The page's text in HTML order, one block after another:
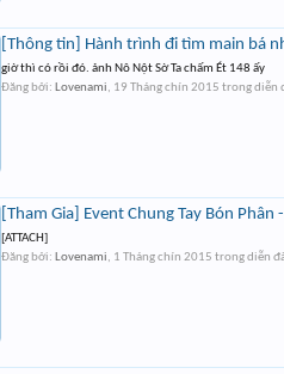
[Thông tin] Hành trình đi tìm main bá
giờ thì có rồi đó. ảnh Nô Nột Sờ Ta chấm Ét 148 ấy
Đăng bởi: Lovenami, 19 Tháng chín 2015 trong diễn
[Tham Gia] Event Chung Tay Bón Phân
[ATTACH]
Đăng bởi: Lovenami, 1 Tháng chín 2015 trong diễn